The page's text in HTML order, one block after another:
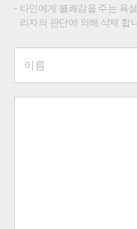
타인에게 불쾌감을 주는 욕
리자의 판단에 의해 삭제 합